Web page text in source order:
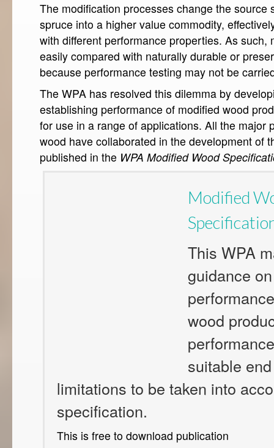
The modification processes change the source
spruce into a higher value commodity,
with different performance properties. As such,
easily compared with naturally durable or
because performance testing may not be
The WPA has resolved this dilemma by
establishing performance of modified wood
for use in a range of applications. All the major
wood have collaborated in the development of
published in the WPA Modified Wood
Modified
This WPA
guidance
wood
suitable
limitations to be taken into
specification.
This is free to download publication